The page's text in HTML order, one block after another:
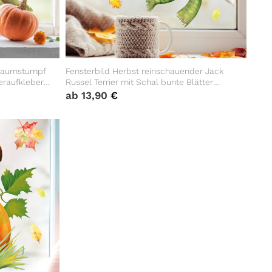
Fensterbild Herbst reinschauender Jack
Russel Terrier mit Schal bunte Blätter
herbstlicher Fensteraufkleber Fensterdeko
ab 13,90 €